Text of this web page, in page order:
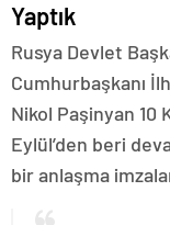
Yaptık
Rusya Devlet
Cumhurbaşkanı
Nikol Paşinyan 10
Eylül’den beri
bir anlaşma